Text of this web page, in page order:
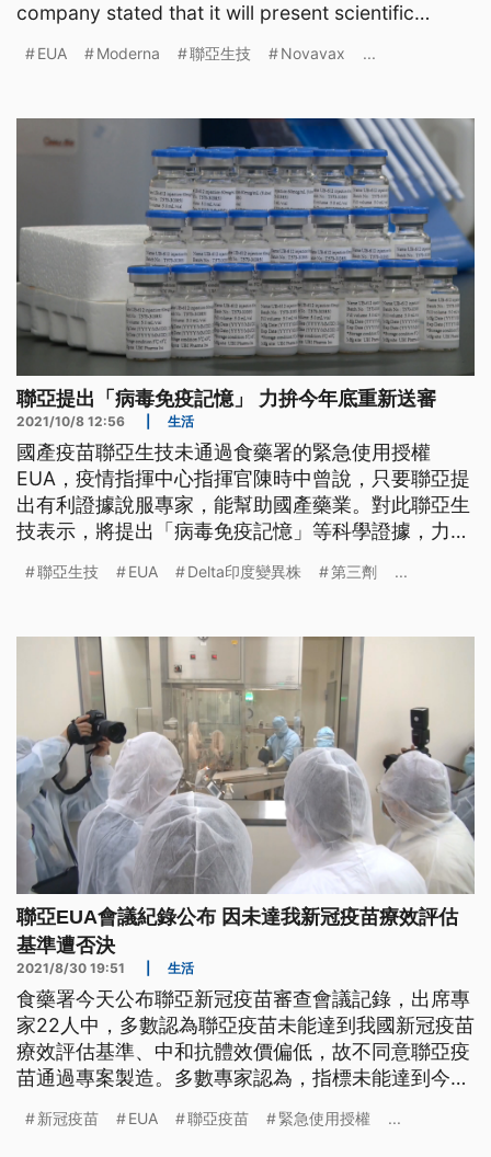
company stated that it will present scientific
EUA Moderna 聯亞生技 Novavax ...
聯亞提出「病毒免疫記憶」 力拚今年底重新送審
2021/10/8 12:56 生活
國產疫苗聯亞生技未通過食藥署的緊急使用授權
EUA，疫情指揮中心指揮官陳時中曾說，只要聯亞提
出有利證據說服專家，能幫助國產藥業。對此聯亞生
技表示，將提出「病毒免疫記憶」等科學證據，力拼
110萬劑莫德納疫苗已經從美國起飛，預計傍晚運抵
聯亞生技 EUA Delta印度變異株 第三劑 ...
聯亞EUA會議紀錄公布 因未達我新冠疫苗療效評估
基準遭否決
2021/8/30 19:51 生活
食藥署今天公布聯亞新冠疫苗審查會議記錄，出席專
家22人中，多數認為聯亞疫苗未能達到我國新冠疫苗
療效評估基準、中和抗體效價偏低，故不同意聯亞疫
苗通過專案製造。多數專家認為，指標未能達到今年
接方式連結AZ疫苗療效，建議不予核准。至於傳出
新冠疫苗 EUA 聯亞疫苗 緊急使用授權 ...